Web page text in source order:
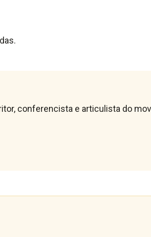
conferencista e articulista do